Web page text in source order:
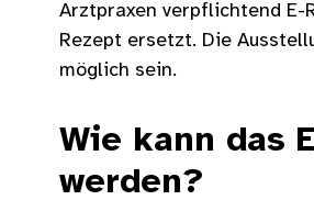
Arztpraxen verpflichtend E-
Rezept ersetzt. Die
möglich sein.
Wie kann das
werden?